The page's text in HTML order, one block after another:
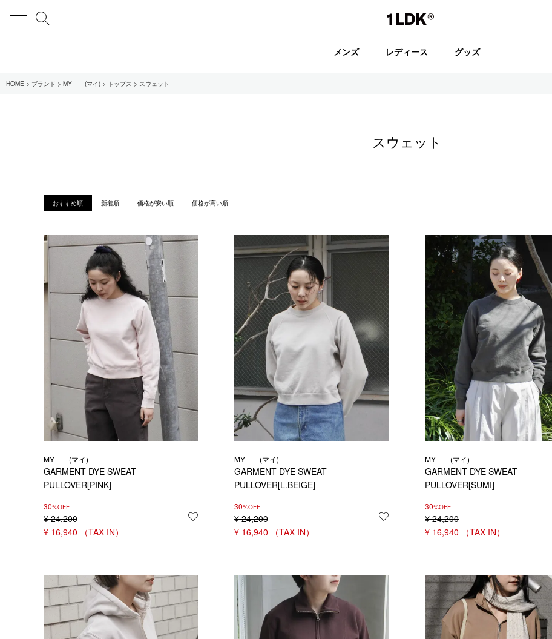
MENU
メンズ レディース
グッズ
HOME ブランド MY___ (マイ) トップス スウェット
スウェット
おすすめ順 新着順 価格が安い順 価格が高い順
MY___ (マイ)
GARMENT DYE SWEAT
PULLOVER[PINK]
30%OFF
¥ 24,200
¥ 16,940
お気に入りに登録する
MY___ (マイ)
GARMENT DYE SWEAT
PULLOVER[L.BEIGE]
30%OFF
¥ 24,200
¥ 16,940
お気に入りに登録する
MY___ (マイ)
GARMENT DYE SWEAT
PULLOVER[SUMI]
30%OFF
¥ 24,200
¥ 16,940